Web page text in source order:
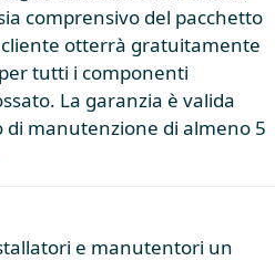
comprensivo del pacchetto
otterrà gratuitamente
tutti i componenti
La garanzia è valida
manutenzione di almeno 5
e manutentori un